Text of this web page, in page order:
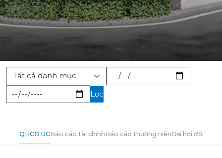
Lọc
QHCĐ IJCBáo cáo tài chính Báo cáo thường niênĐại hội đồng cổ